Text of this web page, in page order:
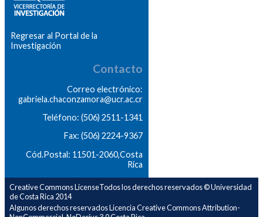
Regresar al Portal de la
Investigación
Contacto
Correo electrónico:
gabriela.chaconzamora@ucr.ac.cr
Teléfono: (506) 2511-1341
Fax: (506) 2224-9367
Cód.Postal: 11501-2060,Costa
Rica
Creative Commons LicenseTodos los derechos reservados © Universidad
de Costa Rica 2014
Algunos derechos reservados Licencia Creative Commons Attribution-